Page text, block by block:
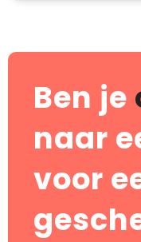
Ben je
naar
voor